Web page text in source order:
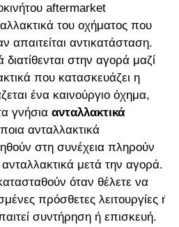
aftermarket
του οχήματος που
απαιτείται αντικατάσταση.
στην αγορά μαζί
που κατασκευάζει η
ένα καινούργιο όχημα,
γνήσια ανταλλακτικά
ανταλλακτικά
στη συνέχεια πληρούν
μετά την αγορά.
όταν θέλετε να
πρόσθετες λειτουργίες ή
συντήρηση ή επισκευή.